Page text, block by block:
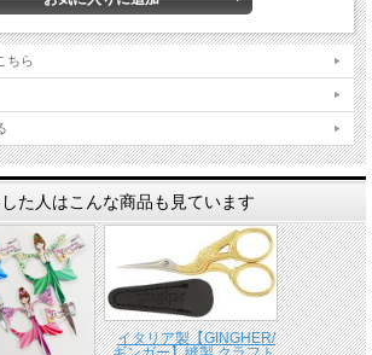
ちら
た人はこんな商品も見ています
イタリア製【GINGHER/